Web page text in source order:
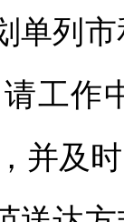
单列
工作
并及